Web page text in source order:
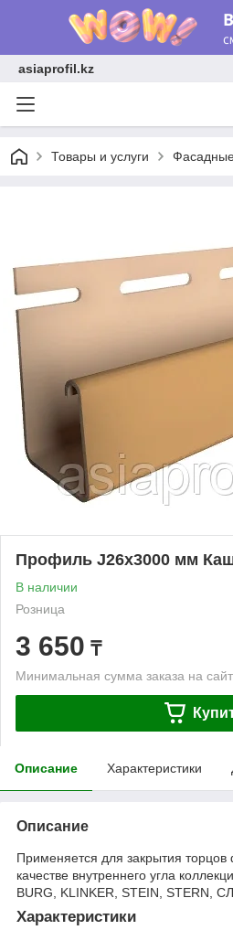
asiaprofil.kz
Товары и услуги
Профиль J26х3000 мм
В наличии
Розница
3 650 ₸
Минимальная сумма заказа на
Описание Характеристики
Описание
Применяется для закрытия
качестве внутреннего угла
BURG, KLINKER, STEIN, STERN,
Характеристики